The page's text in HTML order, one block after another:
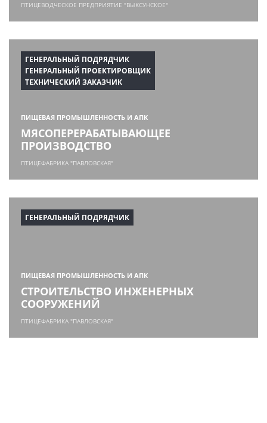
ПТИЦЕВОДЧЕСКОЕ ПРЕДПРИЯТИЕ "ВЫКСУНСКОЕ"
ГЕНЕРАЛЬНЫЙ ПОДРЯДЧИК
ГЕНЕРАЛЬНЫЙ ПРОЕКТИРОВЩИК
ТЕХНИЧЕСКИЙ ЗАКАЗЧИК
ПИЩЕВАЯ ПРОМЫШЛЕННОСТЬ И АПК
МЯСОПЕРЕРАБАТЫВАЮЩЕЕ
ПРОИЗВОДСТВО
ПТИЦЕФАБРИКА "ПАВЛОВСКАЯ"
ГЕНЕРАЛЬНЫЙ ПОДРЯДЧИК
ПИЩЕВАЯ ПРОМЫШЛЕННОСТЬ И АПК
СТРОИТЕЛЬСТВО ИНЖЕНЕРНЫХ
СООРУЖЕНИЙ
ПТИЦЕФАБРИКА "ПАВЛОВСКАЯ"